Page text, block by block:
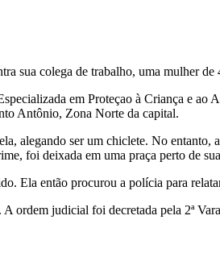
sua colega de trabalho, uma mulher
em Proteçao à Criança e
Antônio, Zona Norte da capital.
alegando ser um chiclete. No entanto,
foi deixada em uma praça perto de
Ela então procurou a polícia para
ordem judicial foi decretada pela 2ª